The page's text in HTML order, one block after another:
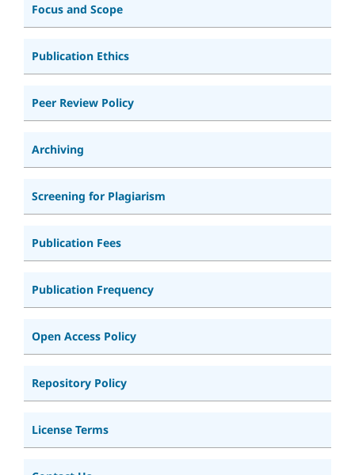
Focus and Scope
Publication Ethics
Peer Review Policy
Archiving
Screening for Plagiarism
Publication Fees
Publication Frequency
Open Access Policy
Repository Policy
License Terms